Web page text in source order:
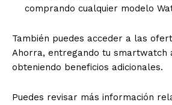
comprando cualquier modelo
También puedes acceder a las
Ahorra, entregando tu smartwatch
obteniendo beneficios adicionales.
Puedes revisar más información